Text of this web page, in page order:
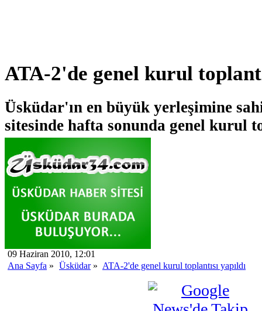
ATA-2'de genel kurul
Üsküdar'ın en büyük yerleşimine
sitesinde hafta sonunda genel kurul
09 Haziran 2010, 12:01
Ana Sayfa » Üsküdar» ATA-2'de genel kurul toplantısı yapıldı